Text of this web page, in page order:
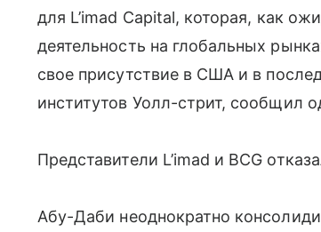
для L’imad Capital, которая, как
деятельность на глобальных
свое присутствие в США и в
институтов Уолл-стрит, сообщил
Представители L’imad и BCG
Абу-Даби неоднократно